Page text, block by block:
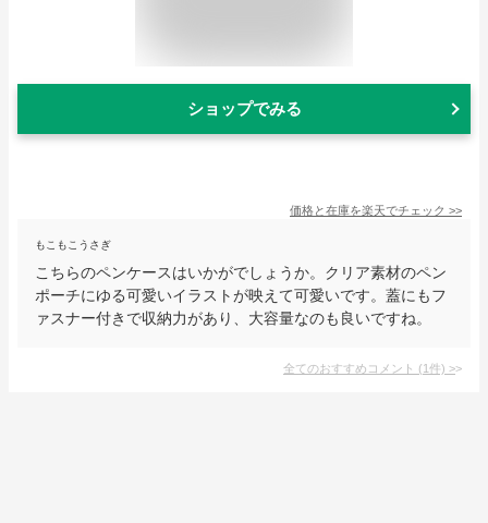
ショップでみる
価格と在庫を楽天でチェック >>
もこもこうさぎ
こちらのペンケースはいかがでしょうか。クリア素材のペン
ポーチにゆる可愛いイラストが映えて可愛いです。蓋にもフ
ァスナー付きで収納力があり、大容量なのも良いですね。
全てのおすすめコメント (1件) >